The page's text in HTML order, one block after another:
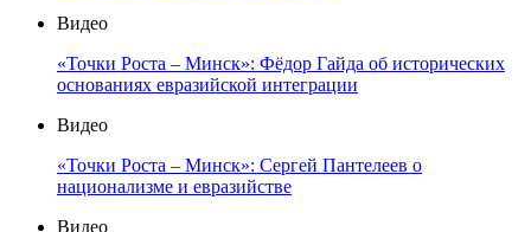
Видео
«Точки Роста – Минск»: Фёдор Гайда об исторических
основаниях евразийской интеграции
Видео
«Точки Роста – Минск»: Сергей Пантелеев о
национализме и евразийстве
Видео